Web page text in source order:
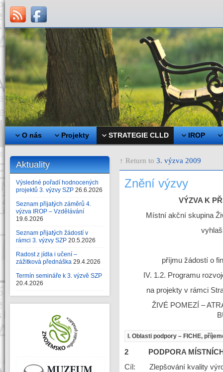
O nás Projekty STRATEGIE CLLD IROP
Aktuality
Výsledné pořadí hodnocených
projektů 3. výzvy SZP 26.6.2026
Seznam přijatých záměrů 4.
výzva IROP – Vzdělávání
19.6.2026
Seznam přijatých žádostí v
rámci 3. výzvy SZP 20.5.2026
Radost z jídla i učení –
zážitková přednáška 29.4.2026
Termín semináře k 3. výzvě SZP
20.4.2026
↑ Return to 3. výzva 2009
Znění výzvy
VÝZVA K
Místní akční skupina
příjmu žádostí o
IV. 1.2. Programu
na projekty v rámci
ŽIVÉ POMEZÍ –
I. Oblasti podpory – FICHE,
2 PODPORA MÍSTNÍCH
Cíl: Zlepšování kvality